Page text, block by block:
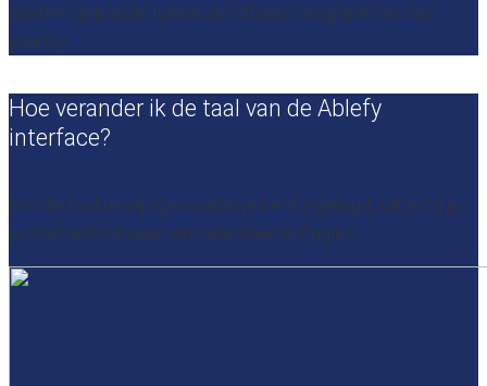
worden gebracht tijdens de affiliate programma’s van
younity.
Hoe verander ik de taal van de Ablefy
interface?
Om de taal te wijzigen nadat je bent ingelogd, klik je bij je
profiel rechtsboven en selecteer je English: